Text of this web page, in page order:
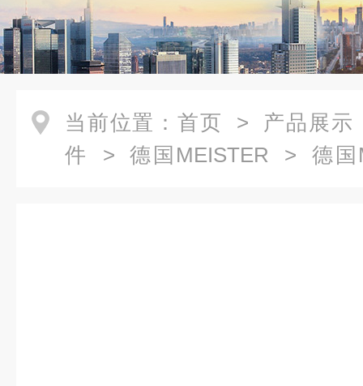
当前位置： 首页 > 产品展示
件 > 德国MEISTER > 德国